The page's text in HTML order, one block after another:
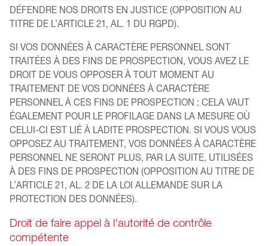
DÉFENDRE NOS DROITS EN JUSTICE (OPPOSITION AU
TITRE DE L’ARTICLE 21, AL. 1 DU RGPD).
SI VOS DONNÉES À CARACTÈRE PERSONNEL SONT
TRAITÉES À DES FINS DE PROSPECTION, VOUS AVEZ LE
DROIT DE VOUS OPPOSER À TOUT MOMENT AU
TRAITEMENT DE VOS DONNÉES À CARACTÈRE
PERSONNEL À CES FINS DE PROSPECTION ; CELA VAUT
ÉGALEMENT POUR LE PROFILAGE DANS LA MESURE OÙ
CELUI-CI EST LIÉ À LADITE PROSPECTION. SI VOUS VOUS
OPPOSEZ AU TRAITEMENT, VOS DONNÉES À CARACTÈRE
PERSONNEL NE SERONT PLUS, PAR LA SUITE, UTILISÉES
À DES FINS DE PROSPECTION (OPPOSITION AU TITRE DE
L’ARTICLE 21, AL. 2 DE LA LOI ALLEMANDE SUR LA
PROTECTION DES DONNÉES).
Droit de faire appel à l’autorité de contrôle
compétente